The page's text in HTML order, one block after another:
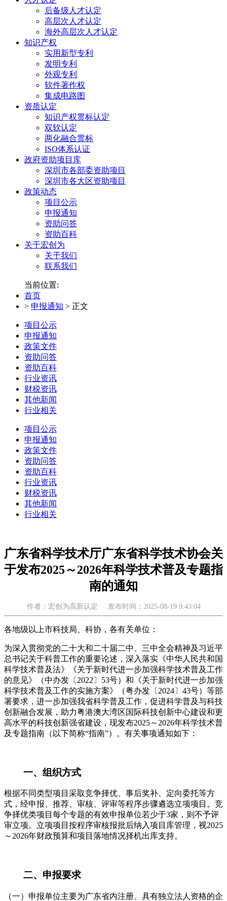
后备级人才认定
高层次人才认定
海外高层次人才认定
知识产权
实用新型专利
发明专利
外观专利
软件著作权
集成电路图
资质认定
知识产权贯标认定
双软认定
两化融合贯标
ISO体系认证
政府资助项目库
深圳市各部委资助项目
深圳市各大区资助项目
政策动态
项目公示
申报通知
资助问答
资助百科
关于宏创为
关于我们
联系我们
当前位置:
首页
> 申报通知 > 正文
项目公示
申报通知
政策文件
资助问答
资助百科
行业资讯
财税资讯
其他新闻
行业相关
项目公示
申报通知
政策文件
资助问答
资助百科
行业资讯
财税资讯
其他新闻
行业相关
广东省科学技术厅广东省科学技术协会关
于发布2025～2026年科学技术普及专题指
南的通知
作者：宏创为高新认定 发布时间：2025-08-19 9:43:04
各地级以上市科技局、科协，各有关单位：
为深入贯彻党的二十大和二十届二中、三中全会精神及习近平
总书记关于科普工作的重要论述，深入落实《中华人民共和国
科学技术普及法》《关于新时代进一步加强科学技术普及工作
的意见》（中办发〔2022〕53号）和《关于新时代进一步加强
科学技术普及工作的实施方案》（粤办发〔2024〕43号）等部
署要求，进一步加强我省科学普及工作，促进科学普及与科技
创新融合发展，助力粤港澳大湾区国际科技创新中心建设和更
高水平的科技创新强省建设，现发布2025～2026年科学技术普
及专题指南（以下简称“指南”）。有关事项通知如下：
一、组织方式
根据不同类型项目采取竞争择优、事后奖补、定向委托等方
式，经申报、推荐、审核、评审等程序步骤遴选立项项目。竞
争择优类项目每个专题的有效申报单位若少于3家，则不予评
审立项。立项项目按程序审核报批后纳入项目库管理，视2025
～2026年财政预算和项目落地情况择机出库支持。
二、申报要求
（一）申报单位主要为广东省内注册、具有独立法人资格的企